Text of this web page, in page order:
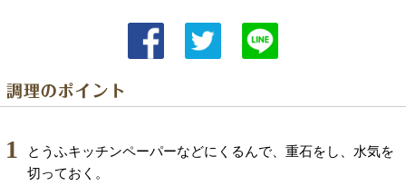
1
とうふキッチンペーパーなどにくるんで、重石をし、水気を
切っておく。